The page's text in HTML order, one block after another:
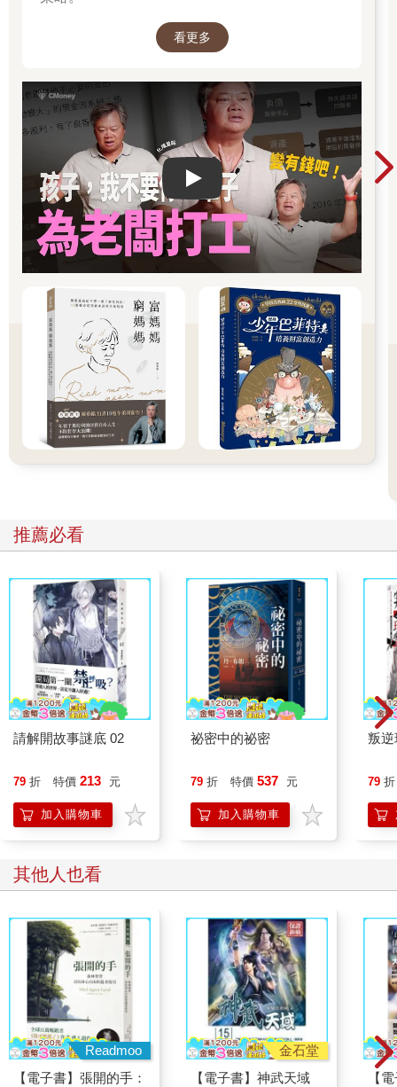
者一些收穫或靈感，激勵讀者採取行動的書籍。因此，我將自己
的經驗與教訓毫不保留地寫下來，明確地告訴讀者該朝什麼方向
化。我衷心期待讀者和我一起踏上旅程。對我來說，與價值觀相
同的人一起成長，遠比獨自取得成功更有意義。祝福與我同行的
讀者都能活出自己想要的人生，得到想要的一切。但願各位可以
感受到我的真心，讀到最後一頁。
闔上書頁後，各位就能借助自我成長的力量活出自我，得到目標
明確、充滿熱情的人生，離財富更進一步。各位的變化也會影響
身邊的人。盼活在百歲世代的你拿起本書的那一刻，就是人生的
轉捩點。
▍克服金錢方面的困擾
克服不了金錢方面的困擾，因而痛苦的人實在太多了。有些人因
為負擔不起醫藥費，無法讓生病的家人或心愛的人就醫；有些人
因為經濟壓力，每天和另一半吵架而離婚；有些人因為有錢，被
親近的朋友背叛或被身邊的人詐騙；有些人因為經濟考量延後、
放棄結婚的打算，或者因為不能滿足另一半或子女的需求，備受
打擊；甚至有人覺得生活太苦，選擇走上輕生之路。金錢問題是
現實生活中揮之不去的困擾。
以我為例，我從小就知道：人要是沒錢，就得不斷面對煩惱、擔
憂、困境。在我七、八歲左右時，曾和奶奶一起拉著裝廢紙的推
推車撞上一輛停在路邊的汽車。我已經盡量放慢速度，但那時年
紀太小、力氣不夠，無力煞住推車。沒多久，有位大叔下車檢
查。奶奶大吃一驚，連忙跑過來，不停向他道歉。我像個笨蛋一
樣，漲紅著臉站在原地，一句話都說不出口。那時候，我雖然感
到抱歉，卻更煩惱「萬一他說要賠錢怎麼辦？」、「我們家這麼
窮，怎麼付得起修車費？」。儘管我當時年紀小，也知道家裡的
狀況不好，所以十分害怕。幸好車子沒什麼損傷，大叔直接讓我
們離開，不和我們計較，但我依舊忘不了那短短的幾分鐘。
另一件事發生在我國中的時候。那天我在家休息，聽到門鈴響
起，接著一群來自法院的人走進家裡，開始在房子的每個角落貼
上紅色的標籤。沙發、電視、冰箱等，只要是有價值的全被貼上
籤的意思。我覺得很悲傷，驚恐地想著「被掃地出門的時候，連
家電和家具都帶不走啊」、「萬一被趕出去，我們一家人該到哪
裡生活呢」。
幾天後，朋友來找我玩。現在想想，當時真不應該帶他回家。他
進門的時候，問了我一句話：
我明明很清楚家裡為什麼被貼上紅色的標籤，也知道它們代表什
麼意思，但我說不出口，只能隨便回了一句「那沒什麼，很快就
會撕掉」，敷衍過去。我的臉變得火熱，恨不得躲進老鼠洞。自
尊瞬間全崩塌了。真希望時間快轉，讓那些標籤在朋友的腦海中
消失。
成年之後，金錢方面的困擾還是追著我跑。我的家境未曾好轉，
我仍然拿不到零用錢。我最大的壓力來源就是學費。雖然國立大
看更多
Play video
推薦必看
請解開故事謎底 02
79 折 特價 213 元
加入購物車
祕密中的祕密
79 折 特價 537 元
加入購物車
叛逆
79 折
其他人也看
Readmoo
【電子書】張開的手：
金石堂
【電子書】神武天域
【